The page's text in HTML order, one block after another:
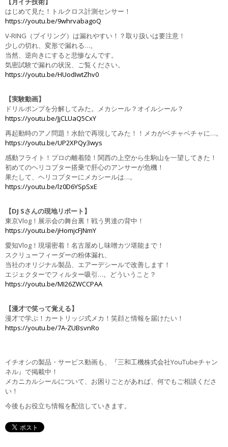
はじめて見た！トルクロス計測センサー！
https://youtu.be/9whrvabagoQ
V-RING（ブイリング）は漏れやすい！？取り扱いは要注意！
少しの切れ、変形で漏れる…。
当然、逆向きにすると悲惨なんです。
気密試験で漏れの状況、ご覧ください。
https://youtu.be/HUodIwtZhv0
【実験動画】
ドリルポンプを分解してみた。メカシール？オイルシール？
https://youtu.be/JjCLUaQ5CxY
再起動時のアノ問題！水飴で再現してみた！！メカがベチャベチャに…。
https://youtu.be/UP2XPQy3wys
感動フライト！プロの離着陸！関西の上空から生駒山を一望してきた！
初めてのヘリコプター搭乗で肝心のアンサーが危機！
果たして、ヘリコプターにメカシールは…。
https://youtu.be/lz0D6YSpSxE
【DJ Sさんの現地リポート】
東京Vlog！展示会の舞台裏！戦う男達の背中！
https://youtu.be/jHomjcFJNmY
愛知Vlog！現場密着！名古屋めし味噌カツ堪能まで！
スクリューフィーダーの粉体漏れ、
当社のオリジナル製品、エアーデシールで改善します！
エジェクターでフィルター吸引…。どういうこと？
https://youtu.be/MI26ZWCCPAA
【漫才で笑って覚える】
漫才で学ぶ！カートリッジ式メカ！笑顔と情報を届けたい！
https://youtu.be/7A-ZUBsvnRo
イチオシの製品・サービス動画も、『三和工機株式会社YouTubeチャン
ネル』で掲載中！
メカニカルシールについて、お困りごとがあれば、何でもご相談くださ
い！
今後もお役立ち情報を配信していきます。